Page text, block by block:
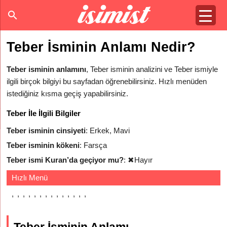
Teber İsminin Anlamı Nedir?
Teber isminin anlamını, Teber isminin analizini ve Teber ismiyle
ilgili birçok bilgiyi bu sayfadan öğrenebilirsiniz. Hızlı menüden
istediğiniz kısma geçiş yapabilirsiniz.
Teber İle İlgili Bilgiler
Teber isminin cinsiyeti: Erkek, Mavi
Teber isminin kökeni: Farsça
Teber ismi Kuran’da geçiyor mu?: ✖Hayır
Hızlı Menü